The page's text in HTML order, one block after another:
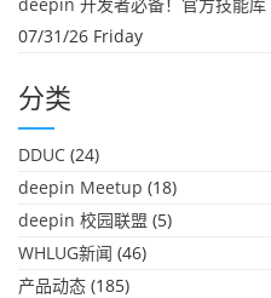
07/31/26 Friday
分类
DDUC (24)
deepin Meetup (18)
deepin 校园联盟 (5)
WHLUG新闻 (46)
产品动态 (185)